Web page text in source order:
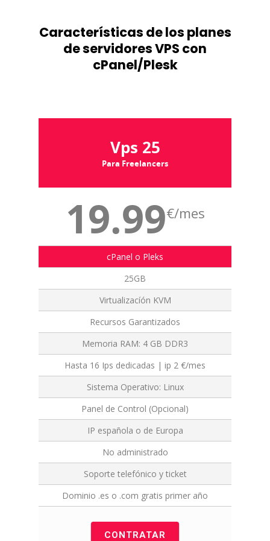
Características de los planes
de servidores VPS con
cPanel/Plesk
Vps 25
Para Freelancers
19.99€/mes
cPanel o Pleks
25GB
Virtualizacíón KVM
Recursos Garantizados
Memoria RAM: 4 GB DDR3
Hasta 16 Ips dedicadas | ip 2 €/mes
Sistema Operativo: Linux
Panel de Control (Opcional)
IP española o de Europa
No administrado
Soporte telefónico y ticket
Dominio .es o .com gratis primer año
CONTRATAR